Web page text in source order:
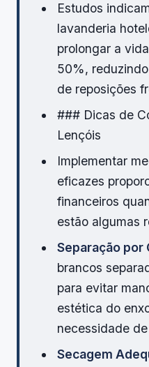
Estudos
lavanderia
prolongar a
50%,
de reposições
### Dicas de
Lençóis
Implementar
eficazes
financeiros
estão algumas
Separação por
brancos
para evitar
estética do
necessidade
Secagem